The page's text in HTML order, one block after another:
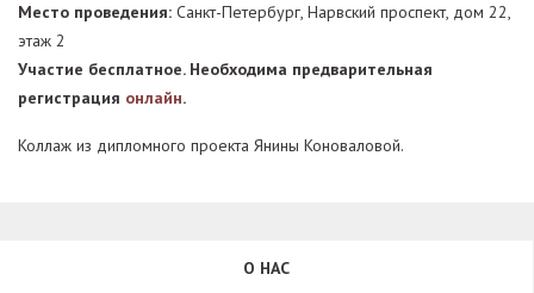
Место проведения: Санкт-Петербург, Нарвский проспект, дом 22,
этаж 2
Участие бесплатное. Необходима предварительная
регистрация онлайн.
Коллаж из дипломного проекта Янины Коноваловой.
О НАС